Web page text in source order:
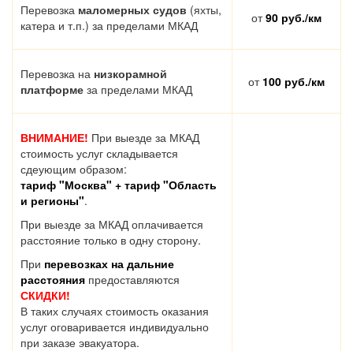
Перевозка маломерных судов (яхты,
катера и т.п.) за пределами МКАД
от90 руб./км
Перевозка на низкорамной
платформе за пределами МКАД от 100 руб./км
ВНИМАНИЕ! При выезде за МКАД
стоимость услуг складывается
сдеующим образом:
тариф "Москва" + тариф "Область
и регионы".
При выезде за МКАД оплачивается
расстояние только в одну сторону.
При перевозках на дальние
расстояния предоставляются
СКИДКИ!
В таких случаях стоимость оказания
услуг оговаривается индивидуально
при заказе эвакуатора.